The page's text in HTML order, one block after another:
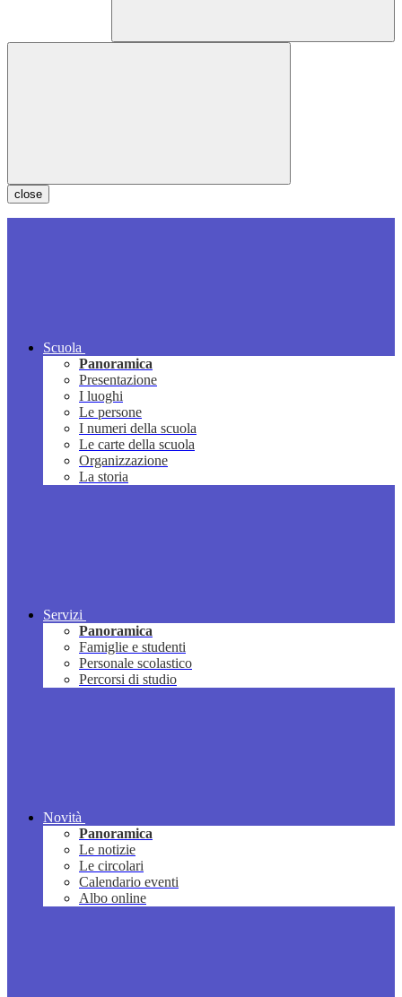
close
Scuola
Panoramica
Presentazione
I luoghi
Le persone
I numeri della scuola
Le carte della scuola
Organizzazione
La storia
Servizi
Panoramica
Famiglie e studenti
Personale scolastico
Percorsi di studio
Novità
Panoramica
Le notizie
Le circolari
Calendario eventi
Albo online